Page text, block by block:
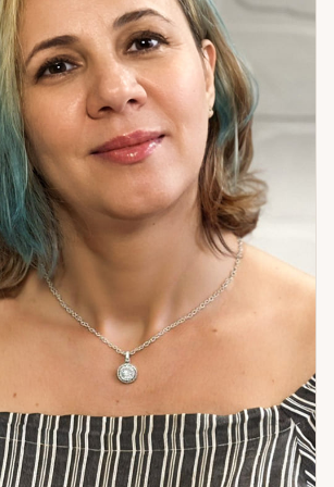
точку разворота через работу с
дело процветает. Девушка в поиске
направление — встреча состоялась.
Это работа с причинами. Если вы
в ситуации и найти путь вперёд —